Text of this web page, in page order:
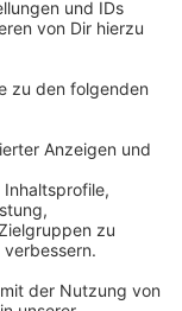
Hälfte wird
Hälfte
Gang